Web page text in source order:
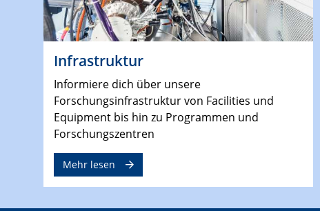
Infrastruktur
Informiere dich über unsere
Forschungsinfrastruktur von Facilities und
Equipment bis hin zu Programmen und
Forschungszentren
Mehr lesen